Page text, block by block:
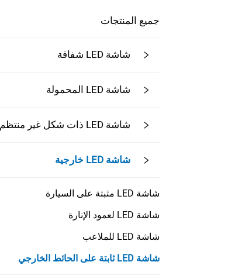
جميع المنتجات
شاشة LED شفافة
شاشة LED المحمولة
شاشة LED ذات شكل غير منتظم
شاشة LED خارجية
شاشة LED مثبتة على السيارة
شاشة LED لعمود الإنارة
شاشة LED للملاعب
شاشة LED ثابتة على الحائط الخارجي